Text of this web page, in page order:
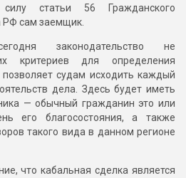
статьи 56 Гражданского
РФ сам заемщик.
законодательство не
критериев для определения
судам исходить каждый
дела. Здесь будет иметь
— обычный гражданин это или
его благосостояния, а также
такого вида в данном регионе
что кабальная сделка является